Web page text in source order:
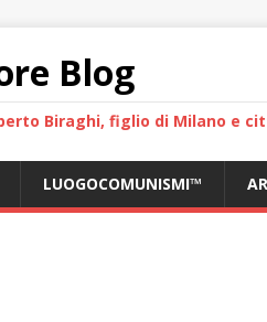
Blog
Biraghi, figlio di Milano e
LUOGOCOMUNISMI™